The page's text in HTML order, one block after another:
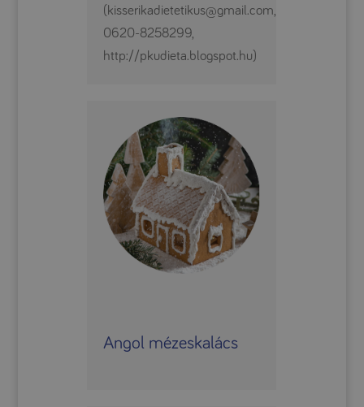
(kisserikadietetikus@gmail.com,
0620-8258299,
http://pkudieta.blogspot.hu)
Angol mézeskalács